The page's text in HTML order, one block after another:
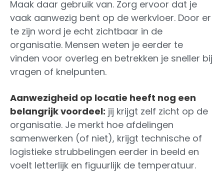
Maak daar gebruik van. Zorg ervoor dat je
vaak aanwezig bent op de werkvloer. Door er
te zijn word je echt zichtbaar in de
organisatie. Mensen weten je eerder te
vinden voor overleg en betrekken je sneller bij
vragen of knelpunten.
Aanwezigheid op locatie heeft nog een
belangrijk voordeel: jij krijgt zelf zicht op de
organisatie. Je merkt hoe afdelingen
samenwerken (of niet), krijgt technische of
logistieke strubbelingen eerder in beeld en
voelt letterlijk en figuurlijk de temperatuur.